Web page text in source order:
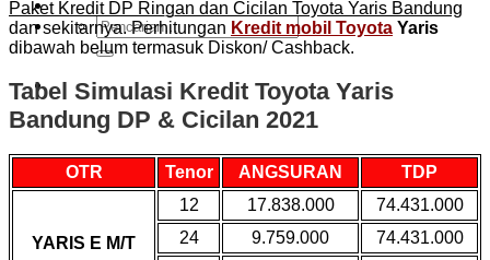
Pencarian
untuk:
Paket Kredit DP Ringan dan Cicilan Toyota Yaris Bandung
dan sekitarnya. Perhitungan Kredit mobil Toyota Yaris
dibawah belum termasuk Diskon/ Cashback.
Tabel Simulasi Kredit Toyota Yaris
Bandung DP & Cicilan 2021
OTR Tenor ANGSURAN TDP
YARIS E M/T
12 17.838.000
74.431.000
24
9.759.000
74.431.000